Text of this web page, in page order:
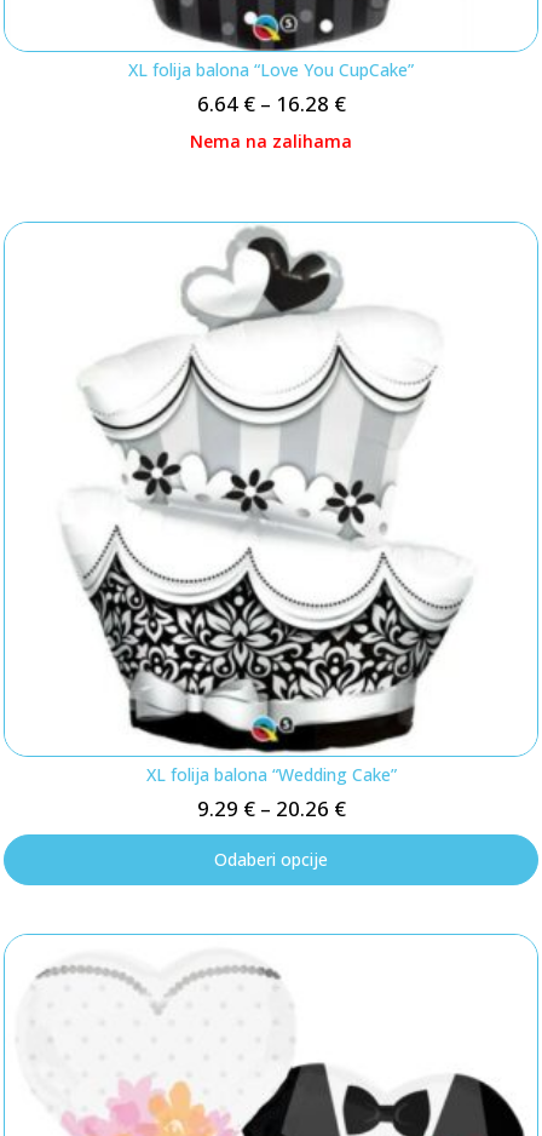
XL folija balona “Love You CupCake”
6.64 €– 16.28 €
Nema na zalihama
XL folija balona “Wedding Cake”
9.29 €– 20.26 €
Odaberi opcije